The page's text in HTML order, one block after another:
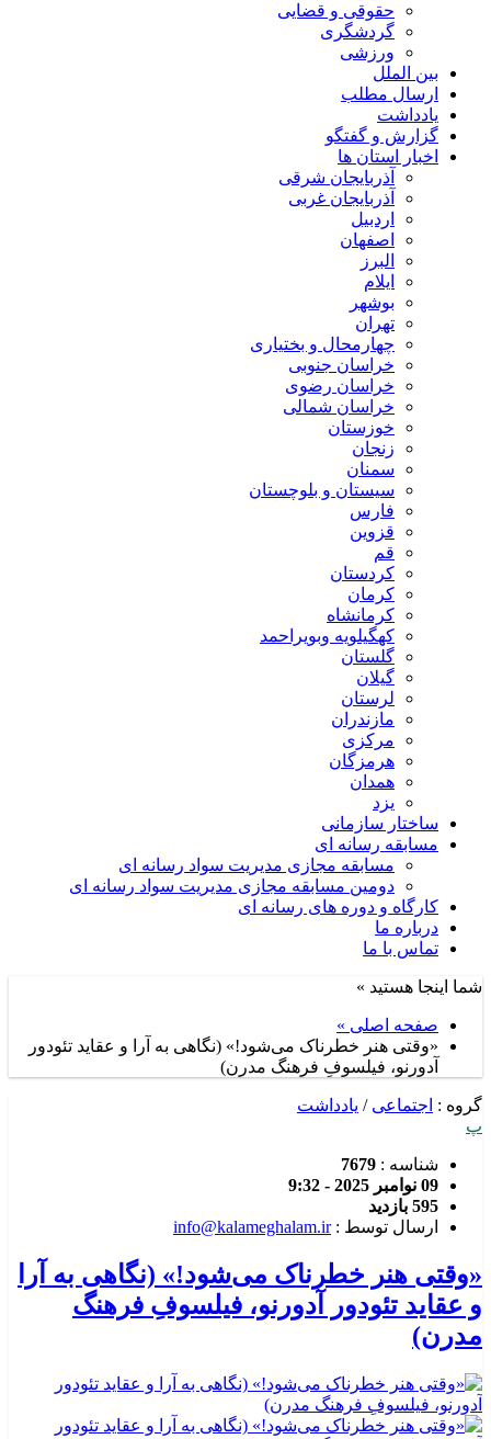
حقوقی و قضایی
گردشگری
ورزشی
بین الملل
ارسال مطلب
یادداشت
گزارش و گفتگو
اخبار استان ها
آذربایجان شرقی
آذربایجان غربی
اردبیل
اصفهان
البرز
ایلام
بوشهر
تهران
چهارمحال و بختیاری
خراسان جنوبی
خراسان رضوی
خراسان شمالی
خوزستان
زنجان
سمنان
سیستان و بلوچستان
فارس
قزوین
قم
کردستان
کرمان
کرمانشاه
کهگیلویه وبویراحمد
گلستان
گیلان
لرستان
مازندران
مرکزی
هرمزگان
همدان
یزد
ساختار سازمانی
مسابقه رسانه ای
مسابقه مجازی مدیریت سواد رسانه ای
دومین مسابقه مجازی مدیریت سواد رسانه ای
کارگاه و دوره های رسانه ای
درباره ما
تماس با ما
شما اینجا هستید »
صفحه اصلی »
«وقتی هنر خطرناک می‌شود!» (نگاهی به آرا و عقاید تئودور
آدورنو، فیلسوفِ فرهنگ مدرن)
گروه : اجتماعی / یادداشت
پ
شناسه : 7679
09 نوامبر 2025 - 9:32
595 بازدید
ارسال توسط :info@kalameghalam.ir
«وقتی هنر خطرناک می‌شود!» (نگاهی به آرا
و عقاید تئودور آدورنو، فیلسوفِ فرهنگ
مدرن)